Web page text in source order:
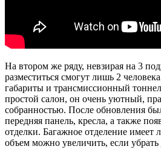
На втором же ряду, невзирая на 3
разместиться смогут лишь 2
габариты и трансмиссионный
простой салон, он очень уютный,
собранностью. После обновления
передняя панель, кресла, а также
отделки. Багажное отделение имеет
объем можно увеличить, если убрать